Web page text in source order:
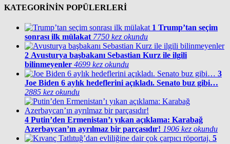
KATEGORİNİN POPÜLERLERİ
1 Trump’tan seçim
sonrası ilk mülakat 7750 kez okundu
2 Avusturya başbakanı Sebastian Kurz ile ilgili
bilinmeyenler 4699 kez okundu
3
Joe Biden 6 aylık hedeflerini açıkladı. Senato buz gibi…
2885 kez okundu
4 Putin’den Ermenistan’ı yıkan açıklama: Karabağ
Azerbaycan’ın ayrılmaz bir parçasıdır! 1906 kez okundu
5